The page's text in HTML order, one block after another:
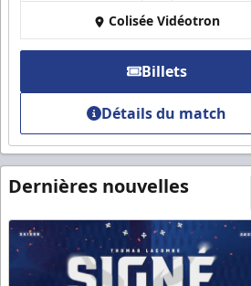
Colisée Vidéotron
Billets
Détails du match
Dernières nouvelles